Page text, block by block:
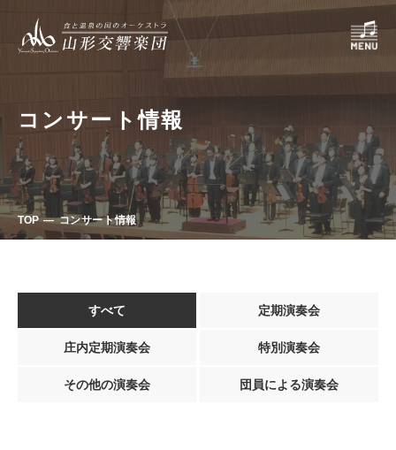
コンサート情報
TOP コンサート情報
すべて 定期演奏会
庄内定期演奏会 特別演奏会
その他の演奏会 団員による演奏会